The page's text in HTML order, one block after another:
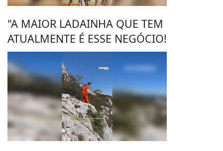
"A MAIOR LADAINHA QUE TEM
ATUALMENTE É ESSE NEGÓCIO!